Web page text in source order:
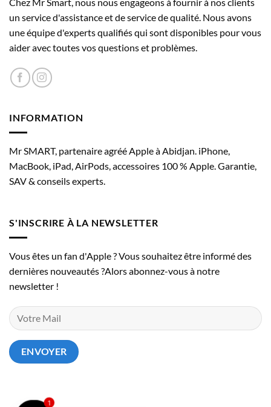
un service d'assistance et de service de qualité. Nous avons
une équipe d'experts qualifiés qui sont disponibles pour vous
aider avec toutes vos questions et problèmes.
INFORMATION
Mr SMART, partenaire agréé Apple à Abidjan. iPhone,
MacBook, iPad, AirPods, accessoires 100 % Apple. Garantie,
SAV & conseils experts.
S'INSCRIRE À LA NEWSLETTER
Vous êtes un fan d'Apple ? Vous souhaitez être informé des
dernières nouveautés ?Alors abonnez-vous à notre
newsletter !
1